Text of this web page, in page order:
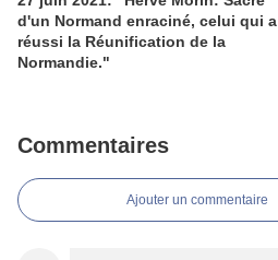
d'un Normand enraciné, celui qui a
réussi la Réunification de la
Normandie."
Commentaires
Ajouter un commentaire